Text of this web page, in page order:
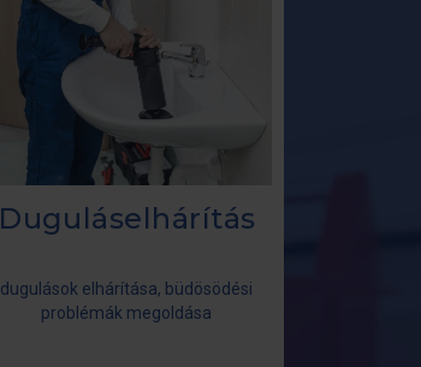
Duguláselhárítás
dugulások elhárítása, büdösödési
problémák megoldása